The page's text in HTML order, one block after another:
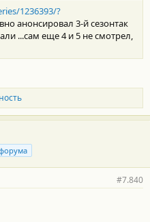
1236393/?
анонсировал 3-й сезонтак
...сам еще 4 и 5 не смотрел,
#7.840